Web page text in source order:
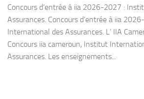
Concours d’entrée à iia 2026-2027 :
Assurances. Concours d’entrée à iia
International des Assurances. L’ IIA
Concours iia cameroun, Institut
Assurances. Les enseignements...